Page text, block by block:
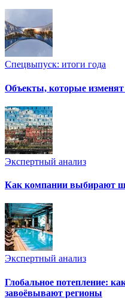
Спецвыпуск: итоги года
Объекты, которые изменят
Экспертный анализ
Как компании выбирают
Экспертный анализ
Глобальное потепление:
завоёвывают регионы